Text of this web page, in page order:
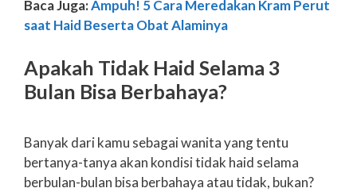
Baca Juga:Ampuh! 5 Cara Meredakan Kram Perut
saat Haid Beserta Obat Alaminya
Apakah Tidak Haid Selama 3
Bulan Bisa Berbahaya?
Banyak dari kamu sebagai wanita yang tentu
bertanya-tanya akan kondisi tidak haid selama
berbulan-bulan bisa berbahaya atau tidak, bukan?